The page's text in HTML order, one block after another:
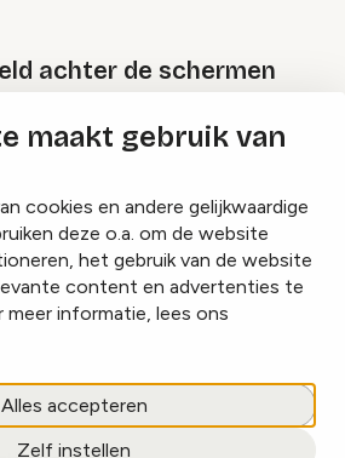
maakt gebruik van
cookies en andere gelijkwaardige
deze o.a. om de website
het gebruik van de website
content en advertenties te
meer informatie, lees ons
Alles accepteren
Zelf instellen
achter de schermen
Festival Specials